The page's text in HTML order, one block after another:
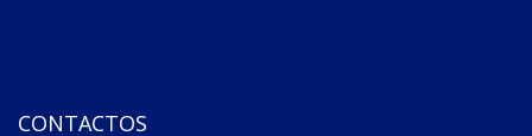
CONTACTOS